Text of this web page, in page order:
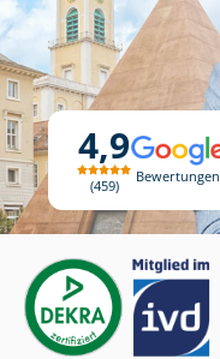
4,9
459
Bewertungen